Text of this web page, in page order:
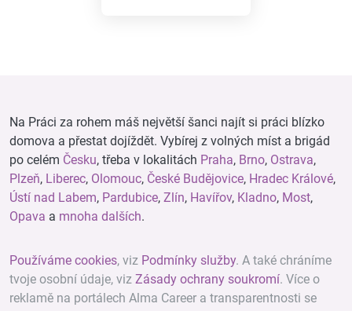
Na Práci za rohem máš největší šanci najít si práci blízko
domova a přestat dojíždět. Vybírej z volných míst a brigád
po celém Česku, třeba v lokalitách Praha, Brno, Ostrava,
Plzeň, Liberec, Olomouc, České Budějovice, Hradec Králové,
Ústí nad Labem, Pardubice, Zlín, Havířov, Kladno, Most,
Opava a mnoha dalších.
Používáme cookies, viz Podmínky služby. A také chráníme
tvoje osobní údaje, viz Zásady ochrany soukromí. Více o
reklamě na portálech Alma Career a transparentnosti se